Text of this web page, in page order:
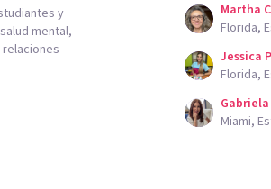
y
mental,
Martha
Florida,
Jessica
Florida,
Miami,